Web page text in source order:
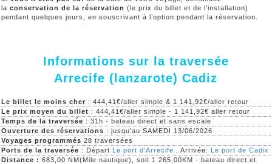
la conservation de la réservation (le prix du billet et de l’installation)
pendant quelques jours, en souscrivant à l’option pendant la réservation.
Informations sur la traversée
Arrecife (lanzarote) Cadiz
Le billet le moins cher : 444,41€/aller simple & 1 141,92€/aller retour
Le prix moyen du billet : 444,41€/aller simple - 1 141,92€ aller retour
Temps de la traversée : 31h - bateau direct et sans escale
Ouverture des réservations : jusqu'au SAMEDI 13/06/2026
Voyages programmés 28 traversées
Ports de la traversée : Départ Le port d'Arrecife , Arrivée: Le port de Cadix
Distance : 683,00 NM(Mile nautique), soit 1 265,00KM - bateau direct et